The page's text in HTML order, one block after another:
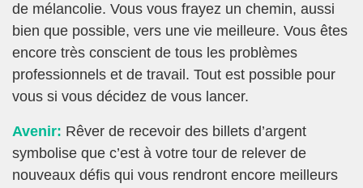
de mélancolie. Vous vous frayez un chemin, aussi
bien que possible, vers une vie meilleure. Vous êtes
encore très conscient de tous les problèmes
professionnels et de travail. Tout est possible pour
vous si vous décidez de vous lancer.
Avenir: Rêver de recevoir des billets d’argent
symbolise que c’est à votre tour de relever de
nouveaux défis qui vous rendront encore meilleurs